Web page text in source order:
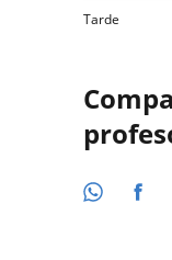
Tarde